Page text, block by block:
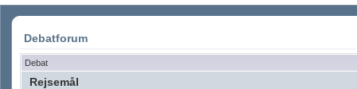
Debatforum
Debat
Rejsemål